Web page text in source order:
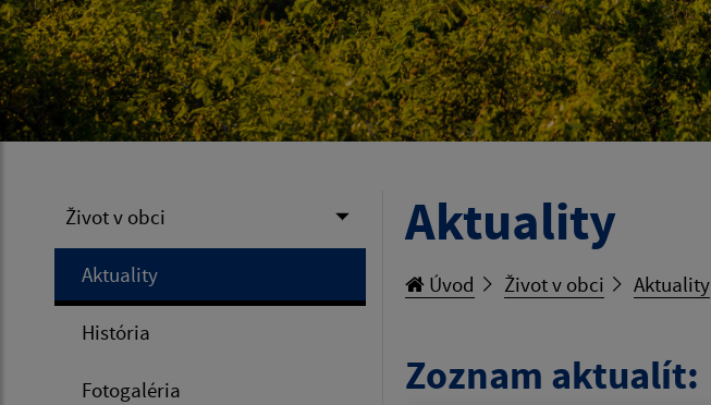
Život v obci
Aktuality
História
Fotogaléria
Aktuality
Úvod Život v obci Aktuality
Zoznam aktualít: